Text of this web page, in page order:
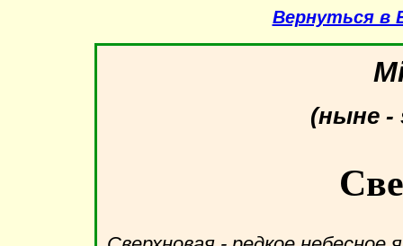
Вернуться в
(ныне -